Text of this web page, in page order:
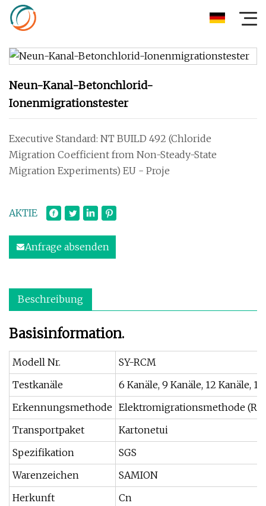
Neun-Kanal-Betonchlorid-
Ionenmigrationstester
Executive Standard: NT BUILD 492 (Chloride
Migration Coefficient from Non-Steady-State
Migration Experiments) EU - Proje
AKTIE
Anfrage absenden
Beschreibung
Basisinformation.
Modell Nr.
SY-RCM
Testkanäle
6 Kanäle, 9 Kanäle, 12 Kanäle,
Erkennungsmethode Elektromigrationsmethode
Transportpaket
Kartonetui
Spezifikation
SGS
Warenzeichen
SAMION
Herkunft
Cn